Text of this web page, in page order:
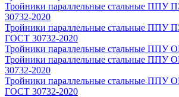
Тройники параллельные стальные
30732-2020
Тройники параллельные стальные ППУ
ГОСТ 30732-2020
Тройники параллельные стальные ППУ
Тройники параллельные стальные
30732-2020
Тройники параллельные стальные
ГОСТ 30732-2020